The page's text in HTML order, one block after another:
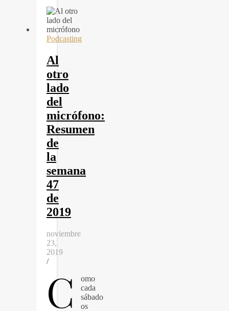
Podcasting
Al
otro
lado
del
micrófono:
Resumen
de
la
semana
47
de
2019
noviembre
23,
2019
/
C
omo
cada
sábado
os